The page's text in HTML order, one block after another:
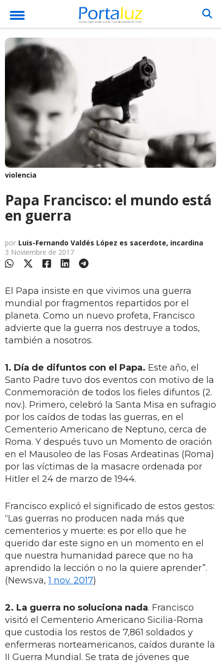
violencia
Papa Francisco: el mundo está
en guerra
por Luis-Fernando Valdés López es sacerdote, incardina
3 Noviembre de 2017
El Papa insiste en que vivimos una guerra
mundial por fragmentos repartidos por el
planeta. Como un nuevo profeta, Francisco
advierte que la guerra nos destruye a todos,
también a nosotros.
1. Día de difuntos con el Papa. Este año, el
Santo Padre tuvo dos eventos con motivo de la
Conmemoración de todos los fieles difuntos (2.
nov.). Primero, celebró la Santa Misa en sufragio
por los caídos de todas las guerras, en el
Cementerio Americano de Neptuno, cerca de
Roma. Y después tuvo un Momento de oración
en el Mausoleo de las Fosas Ardeatinas (Roma)
por las víctimas de la masacre ordenada por
Hitler el 24 de marzo de 1944.
Francisco explicó el significado de estos gestos:
“Las guerras no producen nada más que
cementerios y muerte: es por ello que he
querido dar este signo en un momento en el
que nuestra humanidad parece que no ha
aprendido la lección o no la quiere aprender”.
(News.va,1 nov. 2017)
2. La guerra no soluciona nada. Francisco
visitó el Cementerio Americano Sicilia-Roma
que custodia los restos de 7,861 soldados y
enfermeras norteamericanos, caídos durante la
II Guerra Mundial. Se trata de jóvenes que